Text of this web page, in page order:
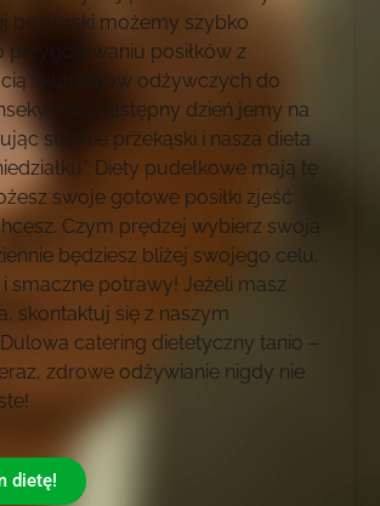
beztroski możemy szybko
przygotowaniu posiłków z
składników odżywczych do
następny dzień jemy na
słodkie przekąski i nasza dieta
Diety pudełkowe mają tę
swoje gotowe posiłki zjeść
Czym prędzej wybierz swoją
będziesz bliżej swojego celu,
smaczne potrawy! Jeżeli masz
skontaktuj się z naszym
catering dietetyczny tanio –
zdrowe odżywianie nigdy nie
dietę!